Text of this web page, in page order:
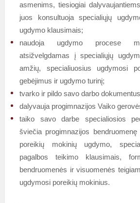
asmenims, tiesiogiai
juos konsultuoja specialiųjų
ugdymo klausimais;
naudoja ugdymo procese
atsižvelgdamas į specialiųjų
amžių, specialiuosius ugdymosi
gebėjimus ir ugdymo turinį;
tvarko ir pildo savo darbo
dalyvauja progimnazijos Vaiko
taiko savo darbe specialiosios
šviečia progimnazijos
poreikių mokinių ugdymo,
pagalbos teikimo klausimais,
bendruomenės ir visuomenės
ugdymosi poreikių mokinius.